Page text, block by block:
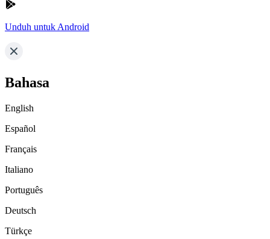
Unduh untuk Android
Bahasa
English
Español
Français
Italiano
Português
Deutsch
Türkçe